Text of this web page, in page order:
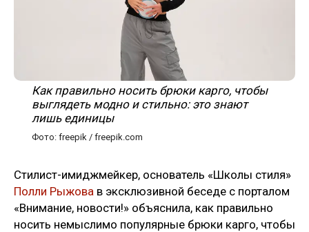
Как правильно носить брюки карго, чтобы
выглядеть модно и стильно: это знают
лишь единицы
Фото: freepik / freepik.com
Стилист-имиджмейкер, основатель «Школы стиля»
Полли Рыжова в эксклюзивной беседе с порталом
«Внимание, новости!» объяснила, как правильно
носить немыслимо популярные брюки карго, чтобы